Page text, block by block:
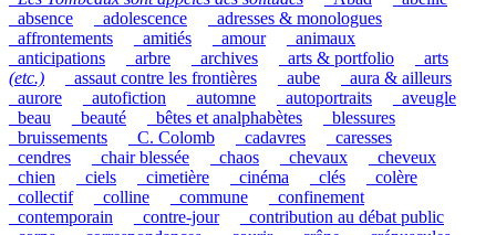
_absence
_adolescence
_adresses & monologues
_affrontements
_amitiés _amour
_animaux
_anticipations
_arbre _archives _arts & portfolio
_arts
(etc.)
_assaut contre les frontières _aube
_aura & ailleurs
_aurore
_autofiction _automne _autoportraits
_aveugle
_beau
_beauté _bêtes et analphabètes
_blessures
_bruissements
_C. Colomb _cadavres
_caresses
_cendres
_chair blessée _chaos _chevaux
_cheveux
_chien
_ciels _cimetière _cinéma _clés
_colère
_collectif
_colline _commune
_confinement
_contemporain
_contre-jour
_contribution au débat public